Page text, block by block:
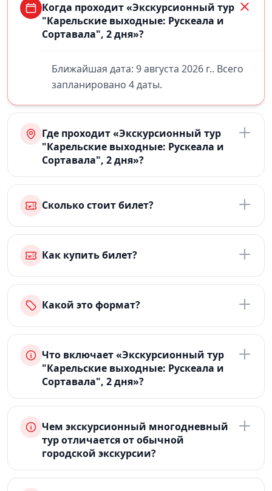
Когда проходит «Экскурсионный тур
"Карельские выходные: Рускеала и
Сортавала", 2 дня»?
Ближайшая дата: 9 августа 2026 г.. Всего
запланировано 4 даты.
Где проходит «Экскурсионный тур
"Карельские выходные: Рускеала и
Сортавала", 2 дня»?
Сколько стоит билет?
Как купить билет?
Какой это формат?
Что включает «Экскурсионный тур
"Карельские выходные: Рускеала и
Сортавала", 2 дня»?
Чем экскурсионный многодневный
тур отличается от обычной
городской экскурсии?